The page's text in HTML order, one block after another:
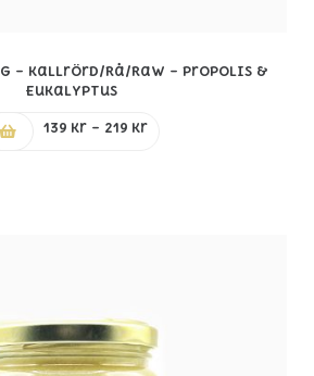
– Kallrörd/Rå/Raw – Propolis &
Eukalyptus
139 kr – 219 krPrisintervall: